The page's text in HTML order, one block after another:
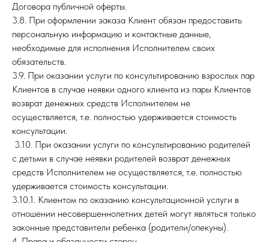
Договора публичной оферты.
3.8. При оформлении заказа Клиент обязан предоставить
персональную информацию и контактные данные,
необходимые для исполнения Исполнителем своих
обязательств.
3.9. При оказании услуги по консультированию взрослых пар
Клиентов в случае неявки одного клиента из пары Клиентов
возврат денежных средств Исполнителем не
осуществляется, т.е. полностью удерживается стоимость
консультации.
3.10. При оказании услуги по консультированию родителей
с детьми в случае неявки родителей возврат денежных
средств Исполнителем не осуществляется, т.е. полностью
удерживается стоимость консультации.
3.10.1. Клиентом по оказанию консультационной услуги в
отношении несовершеннолетних детей могут являться только
законные представители ребенка (родители/опекуны).